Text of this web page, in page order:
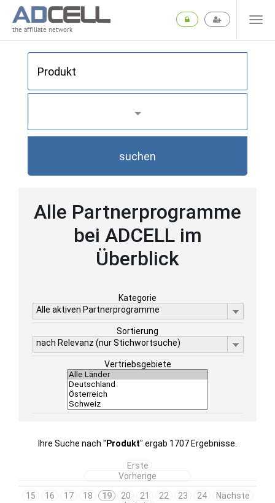
the affiliate network
suchen
Alle Partnerprogramme
bei ADCELL im
Überblick
Kategorie
Alle aktiven Partnerprogramme
Sortierung
nach Relevanz (nur Stichwortsuche)
Vertriebsgebiete
Ihre Suche nach " Produkt" ergab 1707 Ergebnisse.
Erste
Vorherige
15
16 17 18 19 20 21 22 23 24
Nächste